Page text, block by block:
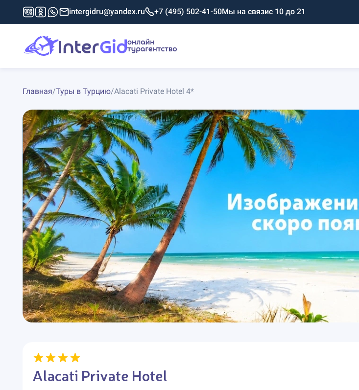
intergidru@yandex.ru +7 (495) 502-41-50Мы на связис 10 до 21
Главная/Туры в Турцию/Alacati Private Hotel 4*
Alacati Private Hotel